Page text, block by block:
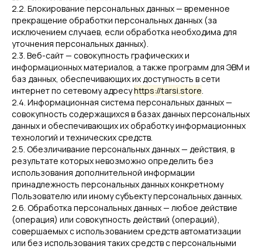
2.2. Блокирование персональных данных — временное
прекращение обработки персональных данных (за
исключением случаев, если обработка необходима для
уточнения персональных данных).
2.3. Веб-сайт — совокупность графических и
информационных материалов, а также программ для ЭВМ и
баз данных, обеспечивающих их доступность в сети
интернет по сетевому адресуhttps://tarsi.store.
2.4. Информационная система персональных данных —
совокупность содержащихся в базах данных персональных
данных и обеспечивающих их обработку информационных
технологий и технических средств.
2.5. Обезличивание персональных данных — действия, в
результате которых невозможно определить без
использования дополнительной информации
принадлежность персональных данных конкретному
Пользователю или иному субъекту персональных данных.
2.6. Обработка персональных данных — любое действие
(операция) или совокупность действий (операций),
совершаемых с использованием средств автоматизации
или без использования таких средств с персональными